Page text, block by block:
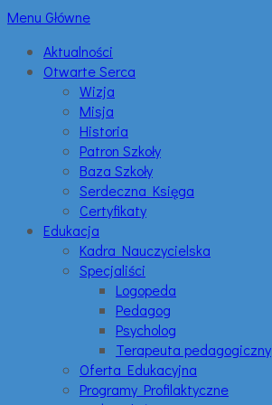
Menu Główne
Aktualności
Otwarte Serca
Wizja
Misja
Historia
Patron Szkoły
Baza Szkoły
Serdeczna Księga
Certyfikaty
Edukacja
Kadra Nauczycielska
Specjaliści
Logopeda
Pedagog
Psycholog
Terapeuta pedagogiczny
Oferta Edukacyjna
Programy Profilaktyczne